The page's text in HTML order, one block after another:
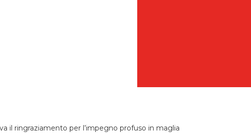
il ringraziamento per l’impegno profuso in maglia